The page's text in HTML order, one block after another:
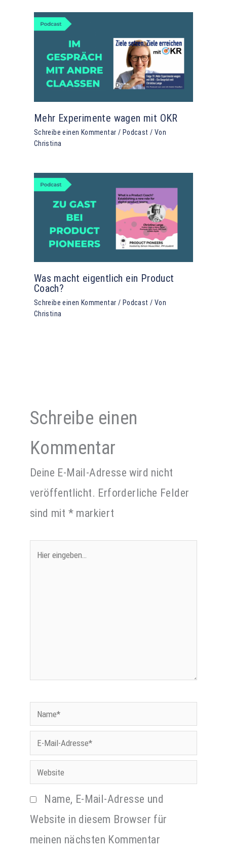
Mehr Experimente wagen mit OKR
Schreibe einen Kommentar / Podcast / Von
Christina
Was macht eigentlich ein Product
Coach?
Schreibe einen Kommentar / Podcast / Von
Christina
Schreibe einen
Kommentar
Deine E-Mail-Adresse wird nicht
veröffentlicht. Erforderliche Felder
sind mit *markiert
Hier
Name*
E-
Mail-
Adresse*
Website
Name, E-Mail-Adresse und
Website in diesem Browser für
meinen nächsten Kommentar